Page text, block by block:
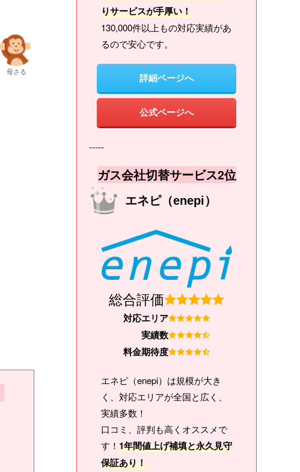
母さる
りサービスが手厚い！
130,000件以上もの対応実績があ
るので安心です。
詳細ページへ
公式ページへ
-----
ガス会社切替サービス2位
エネピ（enepi）
総合評価
対応エリア
実績数
料金期待度
エネピ（enepi）は規模が大き
く、対応エリアが全国と広く、
実績多数！
口コミ、評判も高くオススメで
す！ 1年間値上げ補填と永久見守
保証あり！